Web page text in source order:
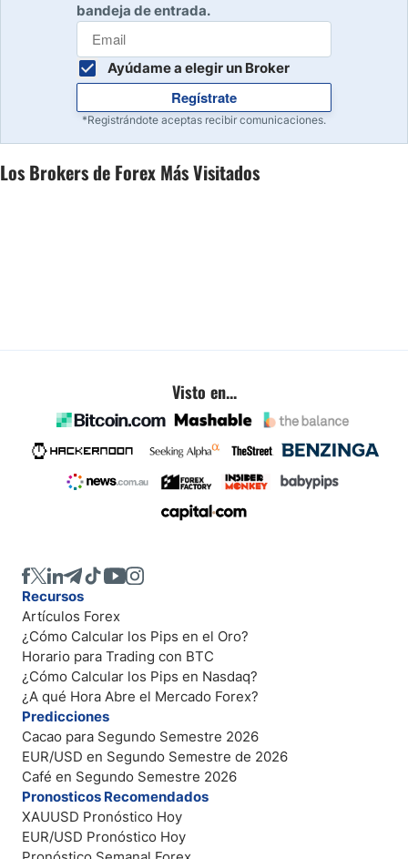
bandeja de entrada.
Ayúdame a elegir un Broker
Regístrate
*Registrándote aceptas recibir comunicaciones.
Los Brokers de Forex Más Visitados
Visto en...
Recursos
Artículos Forex
¿Cómo Calcular los Pips en el Oro?
Horario para Trading con BTC
¿Cómo Calcular los Pips en Nasdaq?
¿A qué Hora Abre el Mercado Forex?
Predicciones
Cacao para Segundo Semestre 2026
EUR/USD en Segundo Semestre de 2026
Café en Segundo Semestre 2026
Pronosticos Recomendados
XAUUSD Pronóstico Hoy
EUR/USD Pronóstico Hoy